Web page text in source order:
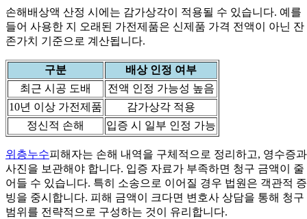
손해배상액 산정 시에는 감가상각이 적용될 수 있습니다. 예를
들어 사용한 지 오래된 가전제품은 신제품 가격 전액이 아닌 잔
존가치 기준으로 계산됩니다.
구분
배상 인정 여부
최근 시공 도배
전액 인정 가능성 높음
10년 이상 가전제품
감가상각 적용
정신적 손해
입증 시 일부 인정 가능
위층누수피해자는 손해 내역을 구체적으로 정리하고, 영수증과
사진을 보관해야 합니다. 입증 자료가 부족하면 청구 금액이 줄
어들 수 있습니다. 특히 소송으로 이어질 경우 법원은 객관적 증
빙을 중시합니다. 피해 금액이 크다면 변호사 상담을 통해 청구
범위를 전략적으로 구성하는 것이 유리합니다.